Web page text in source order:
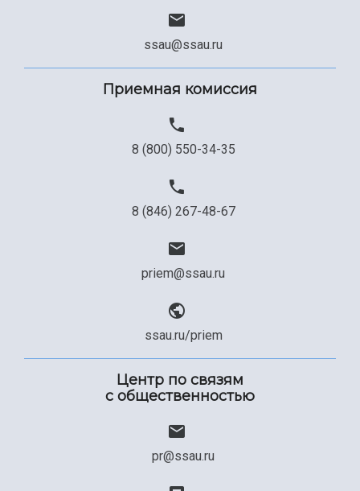
ssau@ssau.ru
Приемная комиссия
8 (800) 550-34-35
8 (846) 267-48-67
priem@ssau.ru
ssau.ru/priem
Центр по связям
с общественностью
pr@ssau.ru